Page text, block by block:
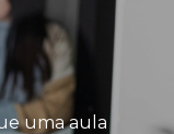
uma aula